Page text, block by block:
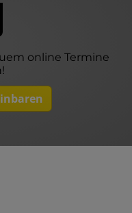
online Termine